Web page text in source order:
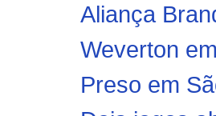
Aliança
Weverton
Preso em